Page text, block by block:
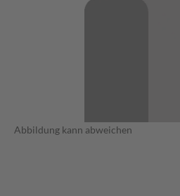
Abbildung kann abweichen